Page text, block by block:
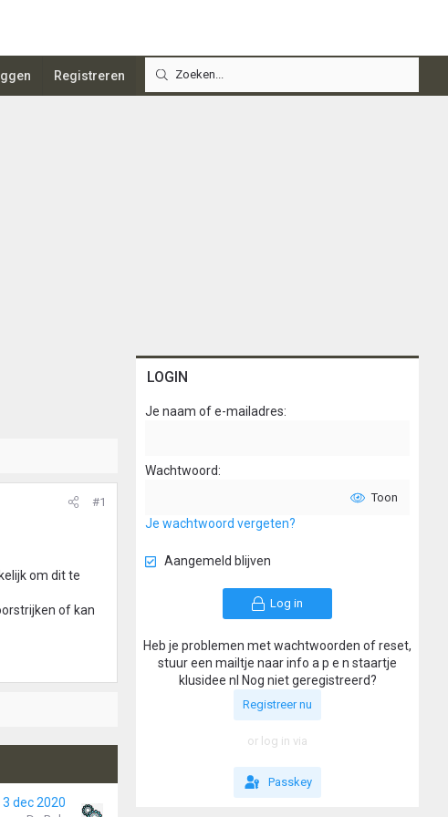
Registreren
#1
om dit te
of kan
3 dec 2020
LOGIN
Je naam of e-mailadres
Wachtwoord
Toon
Je wachtwoord vergeten?
Aangemeld blijven
Log in
Heb je problemen met wachtwoorden of reset,
stuur een mailtje naar info a p e n staartje
klusidee nl Nog niet geregistreerd?
Registreer nu
or log in via
Passkey